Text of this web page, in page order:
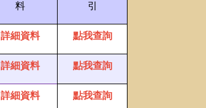
料 引
詳細資料 點我查詢
詳細資料 點我查詢
詳細資料 點我查詢